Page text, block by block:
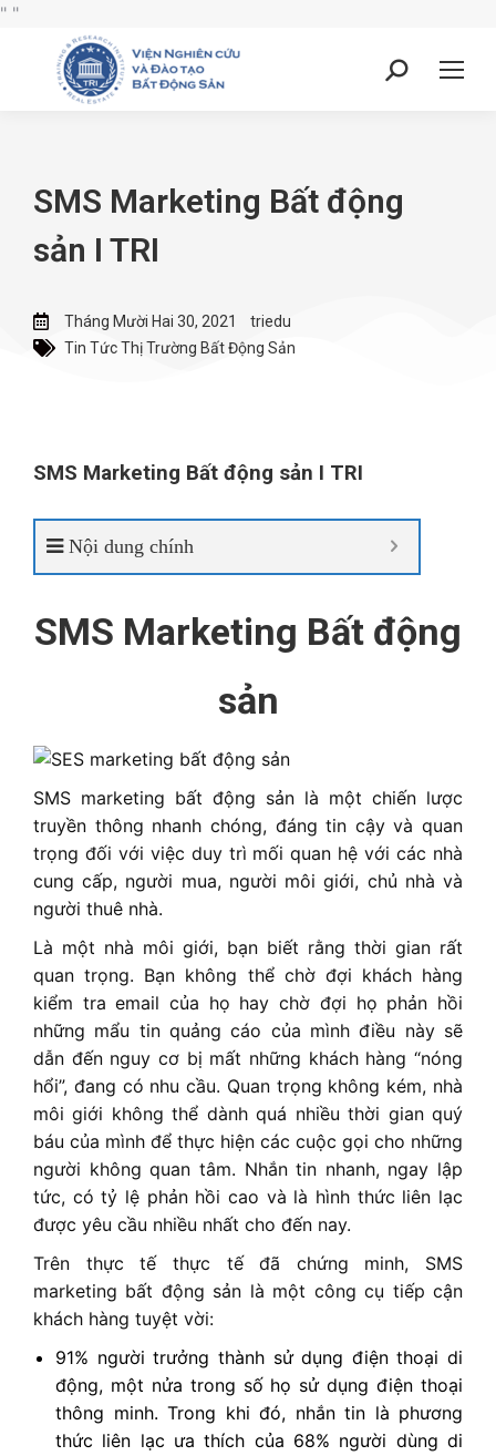
" "
SMS Marketing Bất động
sản I TRI
Tháng Mười Hai 30, 2021
triedu
Tin Tức Thị Trường Bất Động Sản
SMS Marketing Bất động sản I TRI
Nội dung chính
SMS Marketing Bất động
sản
SMS marketing bất động sản là một chiến lược
truyền thông nhanh chóng, đáng tin cậy và quan
trọng đối với việc duy trì mối quan hệ với các nhà
cung cấp, người mua, người môi giới, chủ nhà và
người thuê nhà.
Là một nhà môi giới, bạn biết rằng thời gian rất
quan trọng. Bạn không thể chờ đợi khách hàng
kiểm tra email của họ hay chờ đợi họ phản hồi
những mẩu tin quảng cáo của mình điều này sẽ
dẫn đến nguy cơ bị mất những khách hàng “nóng
hổi”, đang có nhu cầu. Quan trọng không kém, nhà
môi giới không thể dành quá nhiều thời gian quý
báu của mình để thực hiện các cuộc gọi cho những
người không quan tâm. Nhắn tin nhanh, ngay lập
tức, có tỷ lệ phản hồi cao và là hình thức liên lạc
được yêu cầu nhiều nhất cho đến nay.
Trên thực tế thực tế đã chứng minh, SMS
marketing bất động sản là một công cụ tiếp cận
khách hàng tuyệt vời:
91% người trưởng thành sử dụng điện thoại di
động, một nửa trong số họ sử dụng điện thoại
thông minh. Trong khi đó, nhắn tin là phương
thức liên lạc ưa thích của 68% người dùng di